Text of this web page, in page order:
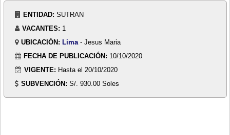
ENTIDAD: SUTRAN
VACANTES: 1
UBICACIÓN: Lima - Jesus Maria
FECHA DE PUBLICACIÓN: 10/10/2020
VIGENTE: Hasta el 20/10/2020
SUBVENCIÓN: S/. 930.00 Soles